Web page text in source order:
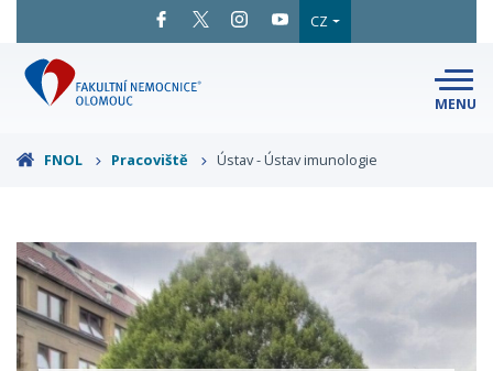
CZ
MENU
MAPAAREÁLU
NEMOCNICI
KONTAKTNÍINFORMACE
FNOL Pracoviště Ústav - Ústav imunologie